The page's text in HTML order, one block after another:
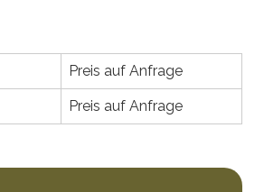
Preis auf Anfrage
Preis auf Anfrage